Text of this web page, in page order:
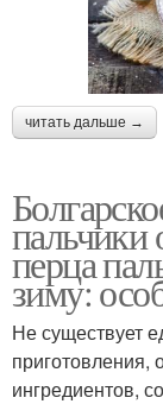
читать дальше →
перца
зиму:
Не существует
приготовления,
ингредиентов,